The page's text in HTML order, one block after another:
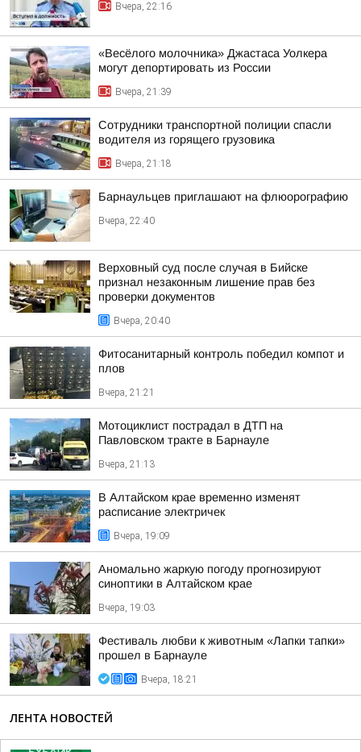
Вчера, 22:16
«Весёлого молочника» Джастаса Уолкера
могут депортировать из России
Вчера, 21:39
Сотрудники транспортной полиции спасли
водителя из горящего грузовика
Вчера, 21:18
Барнаульцев приглашают на флюорографию
Вчера, 22:40
Верховный суд после случая в Бийске
признал незаконным лишение прав без
проверки документов
Вчера, 20:40
Фитосанитарный контроль победил компот и
плов
Вчера, 21:21
Мотоциклист пострадал в ДТП на
Павловском тракте в Барнауле
Вчера, 21:13
В Алтайском крае временно изменят
расписание электричек
Вчера, 19:09
Аномально жаркую погоду прогнозируют
синоптики в Алтайском крае
Вчера, 19:03
Фестиваль любви к животным «Лапки тапки»
прошел в Барнауле
Вчера, 18:21
ЛЕНТА НОВОСТЕЙ